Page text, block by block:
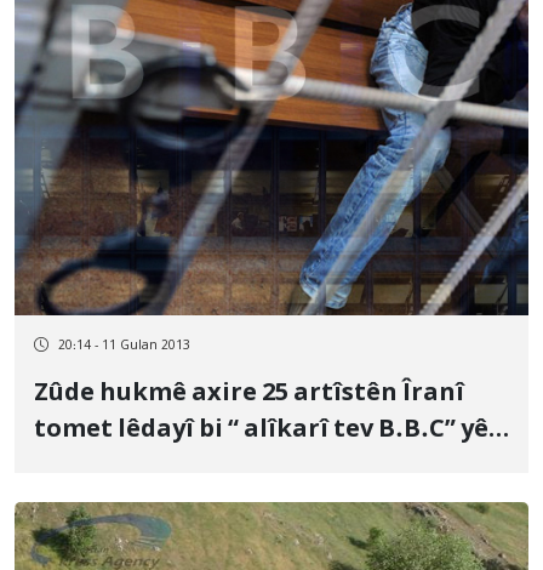
20:14 - 11 Gulan 2013
Zûde hukmê axire 25 artîstên Îranî
tomet lêdayî bi “ alîkarî tev B.B.C” yê